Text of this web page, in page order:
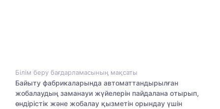
Білім беру бағдарламасының мақсаты
Байыту фабрикаларында автоматтандырылған
жобалаудың заманауи жүйелерін пайдалана отырып,
өндірістік және жобалау қызметін орындау үшін